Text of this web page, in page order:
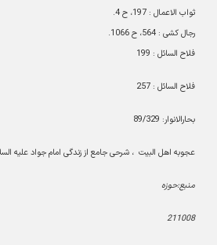
ثواب الاعمال : 197، ح 4.
رجال كشى : 564، ح 1066.
فلاح السائل : 199
فلاح السائل : 257
بحارالانوار: 89/329
عجوبه اهل البيت ، شرحى جامع از زندگى امام جواد عليه السلام
منبع:حوزه
211008